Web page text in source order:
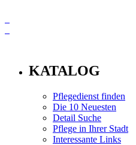
KATALOG
Pflegedienst finden
Die 10 Neuesten
Detail Suche
Pflege in Ihrer Stadt
Interessante Links